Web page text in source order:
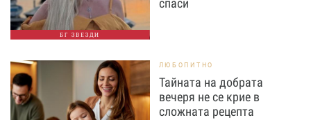
БГ ЗВЕЗДИ
спаси
ЛЮБОПИТНО
Тайната на добрата
вечеря не се крие в
сложната рецепта